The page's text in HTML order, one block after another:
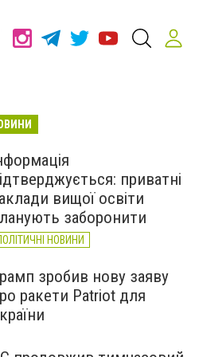
приватні
вищої освіти
заборонити
НОВИНИ
зробив нову заяву
ракети Patriot для